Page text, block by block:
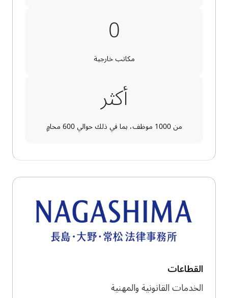
0
مكاتب خارجية
أكثر
من 1000 موظف، بما في ذلك حوالي 600 محامٍ
القطاعات
الخدمات القانونية والمهنية